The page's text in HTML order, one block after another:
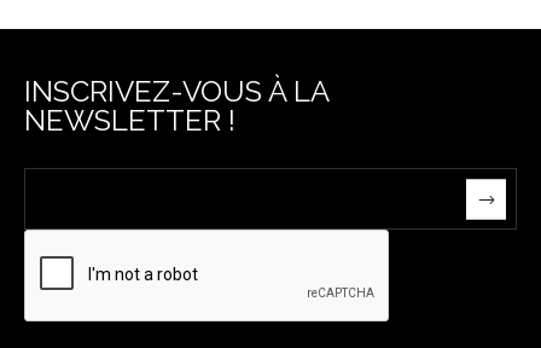
INSCRIVEZ-VOUS À LA
NEWSLETTER !